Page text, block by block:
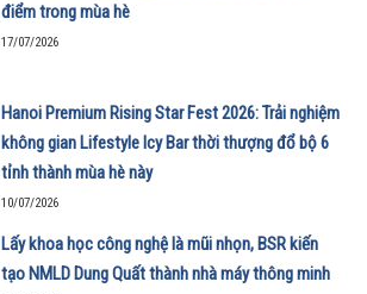
điểm trong mùa hè
17/07/2026
Hanoi Premium Rising Star Fest 2026: Trải nghiệm
không gian Lifestyle Icy Bar thời thượng đổ bộ 6
tỉnh thành mùa hè này
10/07/2026
Lấy khoa học công nghệ là mũi nhọn, BSR kiến
tạo NMLD Dung Quất thành nhà máy thông minh